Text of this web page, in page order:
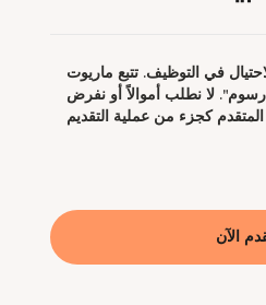
في التوظيف. تتبع ماريوت
لا نطلب أموالاً أو نفرض
الآن